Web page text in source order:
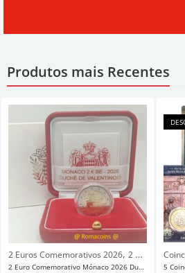
Produtos mais Recentes
2 Euros Comemorativos 2026, 2 Euros Comemorativos Mónaco
2 Euro Comemorativo Mónaco 2026 Ducado de Valentinois